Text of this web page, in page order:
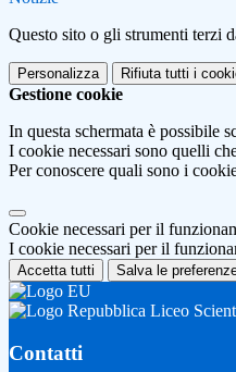
Questo sito o gli strumenti terzi
Personalizza Rifiuta tutti i
Gestione cookie
In questa schermata è possibile
I cookie necessari sono quelli
Per conoscere quali sono i
Cookie necessari per il
I cookie necessari per il
Accetta tutti Salva le
Liceo
Contatti